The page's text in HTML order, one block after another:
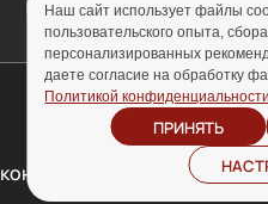
© ООО «Инолта» 2010-
Политика
конфиденциальности
Наш сайт использует файлы
пользовательского опыта,
персонализированных
даете согласие на обработку
Политикой конфиденциальности
ПРИНЯТЬ